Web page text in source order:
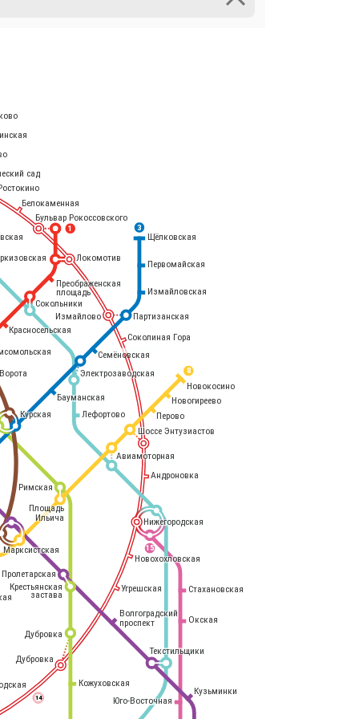
3
1
8
15
14
Локомотив
Измайлово
Соколиная Гора
Андроновка
Нижегородская
Новохохловская
Угрешская
Дубровка
сад
Белокаменная
Текстильщики
Кузьминки
Кожуховская
Щёлковская
Первомайская
Измайловская
Бульвар Рокоссовского
Красносельская
Сокольники
Партизанская
Бауманская
Перово
Новогиреево
Новокосино
Площадь
Ильича
Римская
Дубровка
Марксистская
Преображенская
площадь
Волгоградский
проспект
Юго-Восточная
Окская
Стахановская
Курская
Электрозаводская
Семёновская
Авиамоторная
Крестьянская
застава
Пролетарская
Лефортово
Шоссе Энтузиастов